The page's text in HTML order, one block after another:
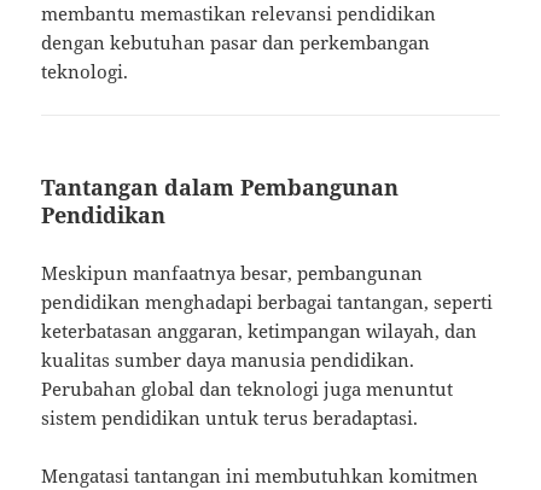
membantu memastikan relevansi pendidikan
dengan kebutuhan pasar dan perkembangan
teknologi.
Tantangan dalam Pembangunan
Pendidikan
Meskipun manfaatnya besar, pembangunan
pendidikan menghadapi berbagai tantangan, seperti
keterbatasan anggaran, ketimpangan wilayah, dan
kualitas sumber daya manusia pendidikan.
Perubahan global dan teknologi juga menuntut
sistem pendidikan untuk terus beradaptasi.
Mengatasi tantangan ini membutuhkan komitmen